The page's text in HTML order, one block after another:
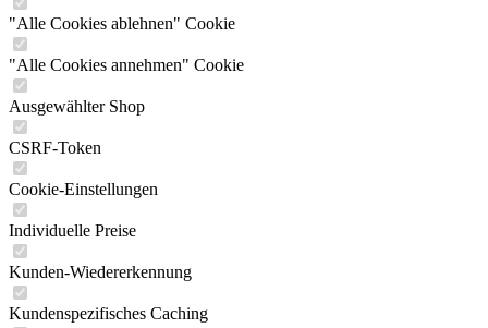
"Alle Cookies ablehnen" Cookie
"Alle Cookies annehmen" Cookie
Ausgewählter Shop
CSRF-Token
Cookie-Einstellungen
Individuelle Preise
Kunden-Wiedererkennung
Kundenspezifisches Caching